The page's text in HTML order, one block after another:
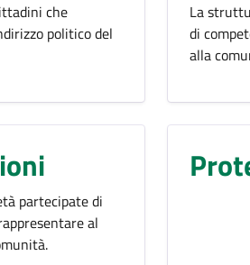
che
politico del
La
di
alla
partecipate di
al